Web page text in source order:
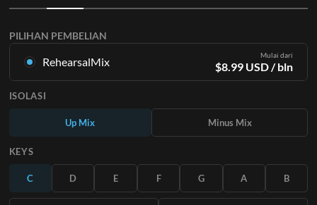
PILIHAN PEMBELIAN
RehearsalMix Mulai dari
$8.99 USD/ bln
dalam semua 12 tuts dengan campuran Naik dan Turun untuk
setiap bagian ditambah lagu aslinya.
BERLANGGANAN
ISOLASI
Up Mix Minus Mix
KEYS
C D E F G A B